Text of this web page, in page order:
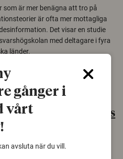
som är mer benägna att tro på
är ofta mer mottagliga
Det visar en studie
med deltagare i fyra
länder.
skinn var Sveriges
sko
gånger i
vårt
avsluta när du vill.